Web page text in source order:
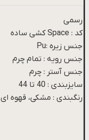
رسمی
کد : Space کشی ساده
جنس زیره :Pu
جنس رویه : تمام چرم
جنس آستر : چرم
سایزبندی : 40 تا 44
رنگبندی : مشکی، قهوه ای